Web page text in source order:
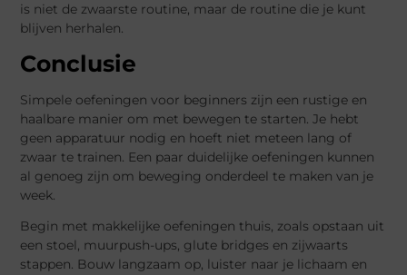
is niet de zwaarste routine, maar de routine die je kunt
blijven herhalen.
Conclusie
Simpele oefeningen voor beginners zijn een rustige en
haalbare manier om met bewegen te starten. Je hebt
geen apparatuur nodig en hoeft niet meteen lang of
zwaar te trainen. Een paar duidelijke oefeningen kunnen
al genoeg zijn om beweging onderdeel te maken van je
week.
Begin met makkelijke oefeningen thuis, zoals opstaan uit
een stoel, muurpush-ups, glute bridges en zijwaarts
stappen. Bouw langzaam op, luister naar je lichaam en